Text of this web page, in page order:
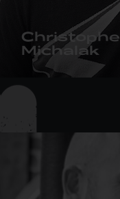
Christophe
Michalak